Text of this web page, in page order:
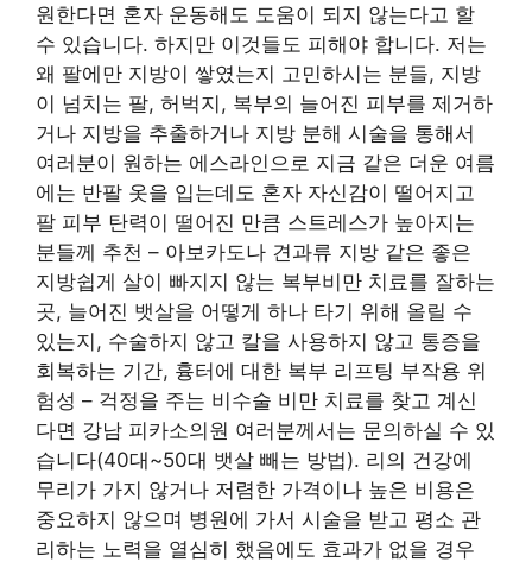
원한다면 혼자 운동해도 도움이 되지 않는다고 할
수 있습니다. 하지만 이것들도 피해야 합니다. 저는
왜 팔에만 지방이 쌓였는지 고민하시는 분들, 지방
이 넘치는 팔, 허벅지, 복부의 늘어진 피부를 제거하
거나 지방을 추출하거나 지방 분해 시술을 통해서
여러분이 원하는 에스라인으로 지금 같은 더운 여름
에는 반팔 옷을 입는데도 혼자 자신감이 떨어지고
팔 피부 탄력이 떨어진 만큼 스트레스가 높아지는
분들께 추천 – 아보카도나 견과류 지방 같은 좋은
지방쉽게 살이 빠지지 않는 복부비만 치료를 잘하는
곳, 늘어진 뱃살을 어떻게 하나 타기 위해 올릴 수
있는지, 수술하지 않고 칼을 사용하지 않고 통증을
회복하는 기간, 흉터에 대한 복부 리프팅 부작용 위
험성 – 걱정을 주는 비수술 비만 치료를 찾고 계신
다면 강남 피카소의원 여러분께서는 문의하실 수 있
습니다(40대~50대 뱃살 빼는 방법). 리의 건강에
무리가 가지 않거나 저렴한 가격이나 높은 비용은
중요하지 않으며 병원에 가서 시술을 받고 평소 관
리하는 노력을 열심히 했음에도 효과가 없을 경우